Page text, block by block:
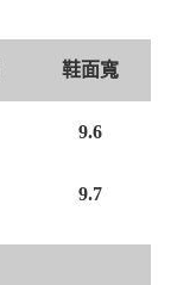
鞋面寬
9.6
9.7